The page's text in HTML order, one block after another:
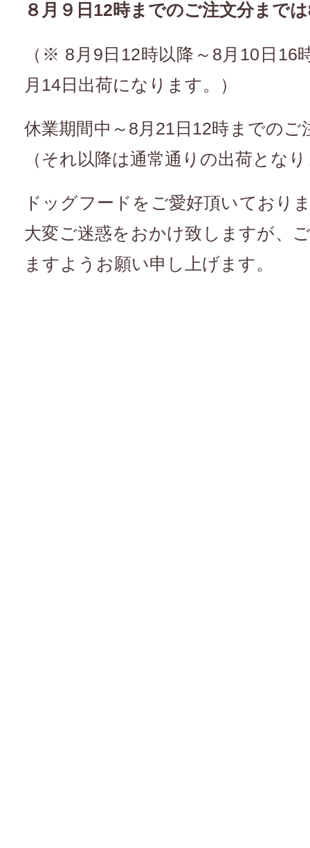
８月９日 12時までのご注文分までは
（※ 8月9日12時以降～8月10日16
月14日出荷になります。）
休業期間中～8月21日12時までのご
（それ以降は通常通りの出荷とな
ドッグフードをご愛好頂いており
大変ご迷惑をおかけ致しますが、
ますようお願い申し上げます。